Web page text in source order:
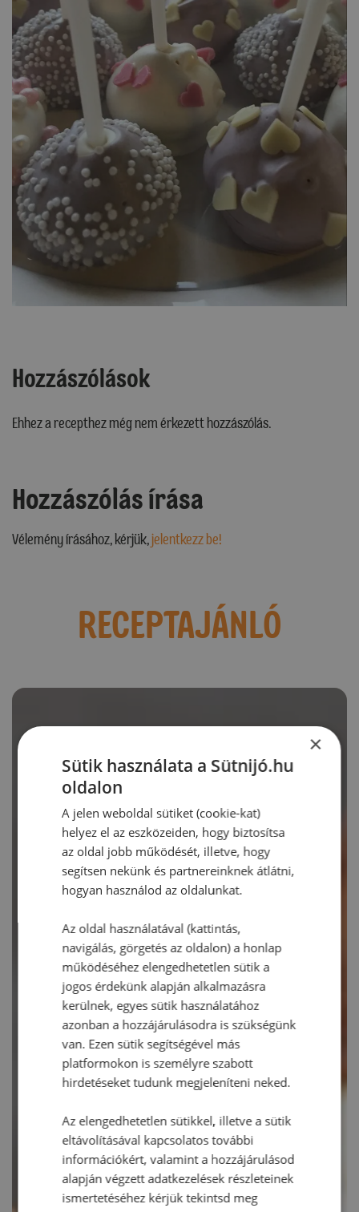
Hozzászólások
Ehhez a recepthez még nem érkezett hozzászólás.
Hozzászólás írása
Vélemény írásához, kérjük,jelentkezz be!
RECEPTAJÁNLÓ
×
Sütik használata a Sütnijó.hu
oldalon
A jelen weboldal sütiket (cookie-kat)
helyez el az eszközeiden, hogy biztosítsa
az oldal jobb működését, illetve, hogy
segítsen nekünk és partnereinknek átlátni,
hogyan használod az oldalunkat.
Az oldal használatával (kattintás,
navigálás, görgetés az oldalon) a honlap
működéséhez elengedhetetlen sütik a
jogos érdekünk alapján alkalmazásra
kerülnek, egyes sütik használatához
azonban a hozzájárulásodra is szükségünk
van. Ezen sütik segítségével más
platformokon is személyre szabott
hirdetéseket tudunk megjeleníteni neked.
Az elengedhetetlen sütikkel, illetve a sütik
eltávolításával kapcsolatos további
információkért, valamint a hozzájárulásod
alapján végzett adatkezelések részleteinek
ismertetéséhez kérjük tekintsd meg